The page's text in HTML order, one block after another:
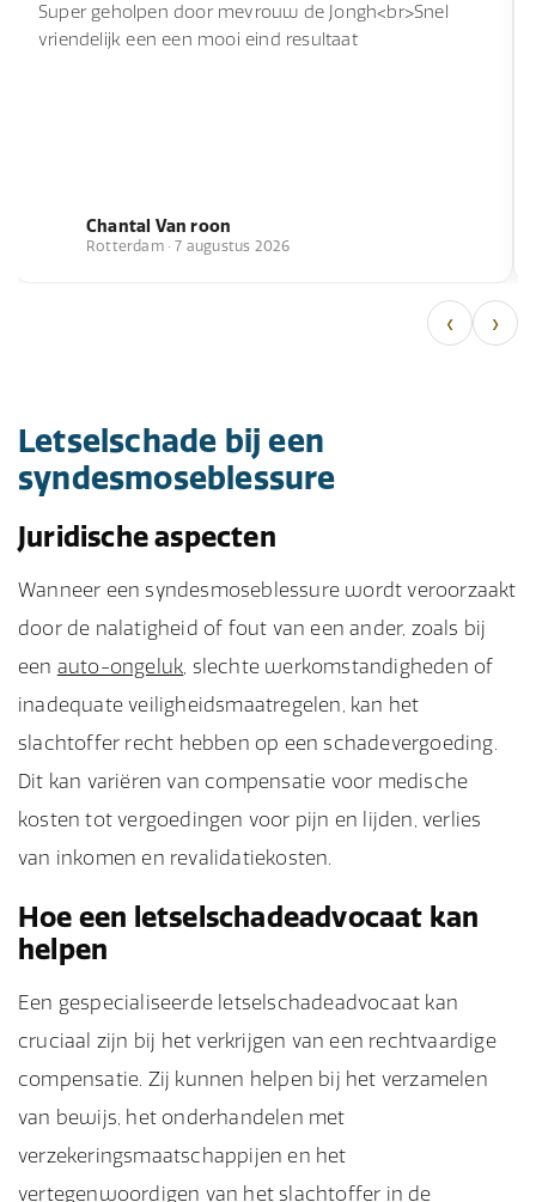
Super geholpen door mevrouw de Jongh<br>Snel
vriendelijk een een mooi eind resultaat
Chantal Van roon
Rotterdam · 7 augustus 2026
‹ ›
Letselschade bij een
syndesmoseblessure
Juridische aspecten
Wanneer een syndesmoseblessure wordt veroorzaakt
door de nalatigheid of fout van een ander, zoals bij
een auto-ongeluk, slechte werkomstandigheden of
inadequate veiligheidsmaatregelen, kan het
slachtoffer recht hebben op een schadevergoeding.
Dit kan variëren van compensatie voor medische
kosten tot vergoedingen voor pijn en lijden, verlies
van inkomen en revalidatiekosten.
Hoe een letselschadeadvocaat kan
helpen
Een gespecialiseerde letselschadeadvocaat kan
cruciaal zijn bij het verkrijgen van een rechtvaardige
compensatie. Zij kunnen helpen bij het verzamelen
van bewijs, het onderhandelen met
verzekeringsmaatschappijen en het
vertegenwoordigen van het slachtoffer in de